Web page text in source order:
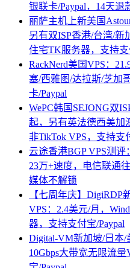
银联卡/Paypal，14天退
丽萨主机上新美国
另有双ISP香港/台湾/新
住宅TK服务器，支持
RackNerd美国VPS：
塞/西雅图/达拉斯/芝加
卡/Paypal
WePC韩国SEJONG双
起，另有英法德西美加
非TikTok VPS，支持支
云途香港BGP VPS测
23万+速度，电信联通
媒体不解锁
【七周年庆】DigiRDP
VPS：2.4美元/月，
器，支持支付宝/Paypal
Digital-VM新加坡/日本/
10Gbps大带宽无限流